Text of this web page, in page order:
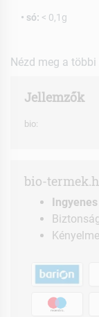
• só: < 0,1g
Nézd meg a többi
Jellemzők
bio:
bio-